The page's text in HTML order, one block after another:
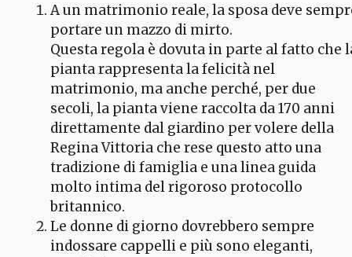
A un matrimonio reale, la sposa deve
portare un mazzo di mirto.
Questa regola è dovuta in parte al fatto che
pianta rappresenta la felicità nel
matrimonio, ma anche perché, per due
secoli, la pianta viene raccolta da 170 anni
direttamente dal giardino per volere della
Regina Vittoria che rese questo atto una
tradizione di famiglia e una linea guida
molto intima del rigoroso protocollo
britannico.
Le donne di giorno dovrebbero sempre
indossare cappelli e più sono eleganti,